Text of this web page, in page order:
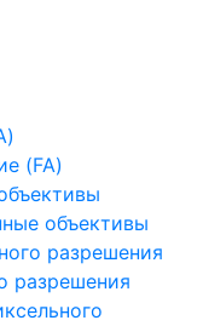
(FA)
объективы
разрешения
разрешения